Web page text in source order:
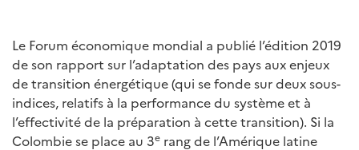
Le Forum économique mondial a publié l’édition 2019
de son rapport sur l’adaptation des pays aux enjeux
de transition énergétique (qui se fonde sur deux sous-
indices, relatifs à la performance du système et à
l’effectivité de la préparation à cette transition). Si la
Colombie se place au 3e rang de l’Amérique latine